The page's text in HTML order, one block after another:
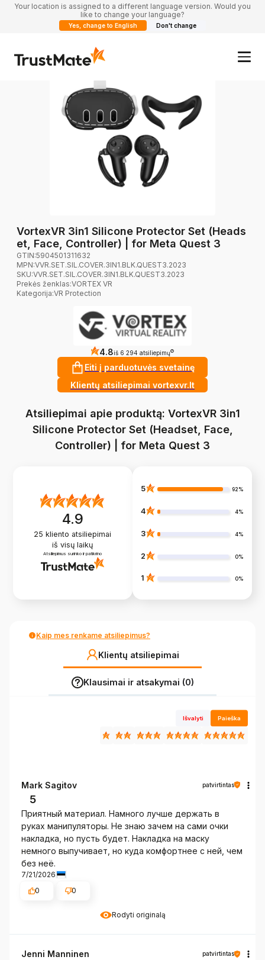
Your location is assigned to a different language version. Would you
like to change your language?
Yes, change to English Don't change
VortexVR 3in1 Silicone Protector Set (Heads
et, Face, Controller) | for Meta Quest 3
GTIN:5904501311632
MPN:VVR.SET.SIL.COVER.3IN1.BLK.QUEST3.2023
SKU:VVR.SET.SIL.COVER.3IN1.BLK.QUEST3.2023
Prekės ženklas:VORTEX VR
Kategorija:VR Protection
4.8iš 6 294 atsiliepimų ?
Eiti į parduotuvės svetainę
Klientų atsiliepimai vortexvr.lt
Atsiliepimai apie produktą: VortexVR 3in1
Silicone Protector Set (Headset, Face,
Controller) | for Meta Quest 3
4.9
25 kliento atsiliepimai
iš visų laikų
Atsiliepimus surinko ir patikrino
5 92%
4 4%
3 4%
2 0%
1 0%
Kaip mes renkame atsiliepimus?
Klientų atsiliepimai
Klausimai ir atsakymai (0)
Išvalyti Paieška
Rodyti originalą
Mark Sagitov patvirtintas
5
Приятный материал. Намного лучше держать в
руках манипуляторы. Не знаю зачем на сами очки
накладка, но пусть будет. Накладка на маску
немного выпучивает, но куда комфортнее с ней, чем
без неё.
7/21/2026
0
0
Jenni Manninen patvirtintas